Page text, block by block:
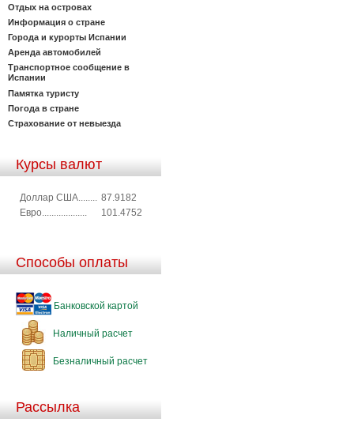
Отдых на островах
Информация о стране
Города и курорты Испании
Аренда автомобилей
Транспортное сообщение в
Испании
Памятка туристу
Погода в стране
Страхование от невыезда
Курсы валют
Доллар США........ 87.9182
Евро...................
101.4752
Способы оплаты
Банковской картой
Наличный расчет
Безналичный расчет
Рассылка